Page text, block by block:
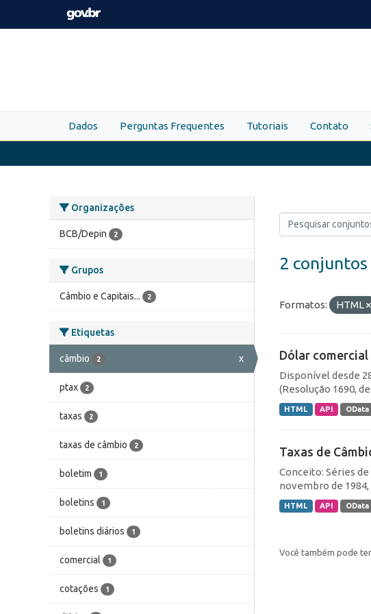
Skip to main content
Dados Perguntas Frequentes Tutoriais Contato
Organizações
BCB/Depin 2
Grupos
Câmbio e Capitais... 2
Etiquetas
câmbio 2 x
ptax 2
taxas 2
taxas de câmbio 2
boletim 1
boletins 1
boletins diários 1
comercial 1
cotações 1
2
Formatos: HTML
Dólar
Disponível desde
(Resolução 1690,
HTML API OData
Taxas de
Conceito: Séries
novembro de 1984,
HTML API OData
Você também pode